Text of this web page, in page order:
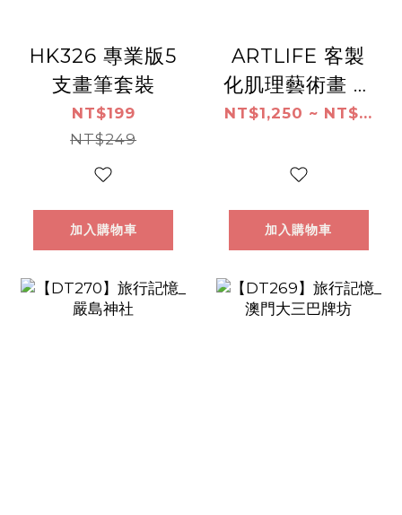
HK326 專業版5
支畫筆套裝
NT$199
NT$249
加入購物車
ARTLIFE 客製
化肌理藝術畫 客
製化肌理畫｜照
｜寵物、人像、
NT$1,250 ~ NT$...
加入購物車